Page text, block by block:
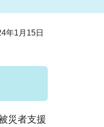
年1月15日
災者支援